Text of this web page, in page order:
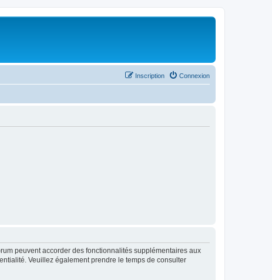
Connexion
Inscription
peuvent accorder des fonctionnalités supplémentaires aux
Veuillez également prendre le temps de consulter